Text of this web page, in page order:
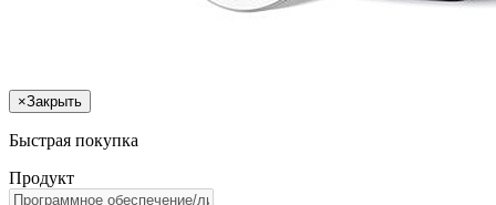
×Закрыть
Быстрая покупка
Продукт